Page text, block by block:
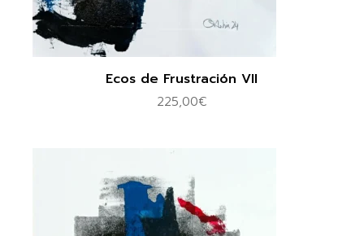
Ecos de Frustración VII
225,00€